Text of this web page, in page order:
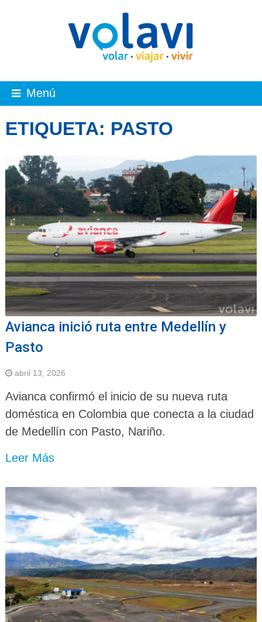
Menú
ETIQUETA: PASTO
Avianca inició ruta entre Medellín y
Pasto
abril 13, 2026
Avianca confirmó el inicio de su nueva ruta
doméstica en Colombia que conecta a la ciudad
de Medellín con Pasto, Nariño.
Leer Más